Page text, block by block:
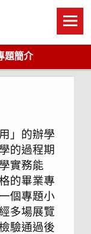
題簡介
」的辦學
的過程期
實務能
的畢業專
個專題小
多場展覽
驗通過後